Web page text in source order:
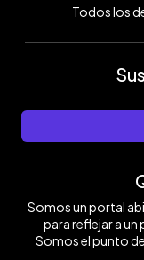
Todos los
Somos un portal
para reflejar a un
Somos el punto